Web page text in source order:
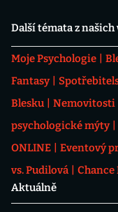
Další témata z našich
Moje Psychologie
Fantasy
Blesku
Nemovitosti
psychologické mýty
ONLINE
Eventový
vs. Pudilová
Chance
Aktuálně